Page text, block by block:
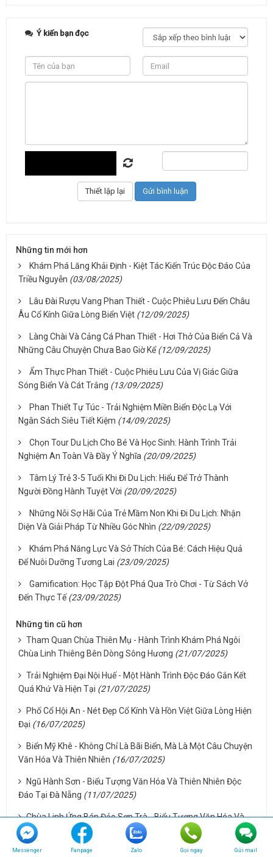
Ý kiến bạn đọc
Những tin mới hơn
Khám Phá Lăng Khải Định - Kiệt Tác Kiến Trúc Độc Đáo Của
Triều Nguyễn (03/08/2025)
Lâu Đài Rượu Vang Phan Thiết - Cuộc Phiêu Lưu Đến Châu
Âu Cổ Kính Giữa Lòng Biển Việt (12/09/2025)
Làng Chài Và Cảng Cá Phan Thiết - Hơi Thở Của Biển Cả Và
Những Câu Chuyện Chưa Bao Giờ Kể (12/09/2025)
Ẩm Thực Phan Thiết - Cuộc Phiêu Lưu Của Vị Giác Giữa
Sóng Biển Và Cát Trắng (13/09/2025)
Phan Thiết Tự Túc - Trải Nghiệm Miền Biển Độc Lạ Với
Ngân Sách Siêu Tiết Kiệm (14/09/2025)
Chọn Tour Du Lịch Cho Bé Và Học Sinh: Hành Trình Trải
Nghiệm An Toàn Và Đầy Ý Nghĩa (20/09/2025)
Tâm Lý Trẻ 3-5 Tuổi Khi Đi Du Lịch: Hiểu Để Trở Thành
Người Đồng Hành Tuyệt Vời (20/09/2025)
Những Nỗi Sợ Hãi Của Trẻ Mầm Non Khi Đi Du Lịch: Nhận
Diện Và Giải Pháp Từ Nhiều Góc Nhìn (22/09/2025)
Khám Phá Năng Lực Và Sở Thích Của Bé: Cách Hiệu Quả
Để Nuôi Dưỡng Tương Lai (23/09/2025)
Gamification: Học Tập Đột Phá Qua Trò Chơi - Từ Sách Vở
Đến Thực Tế (23/09/2025)
Những tin cũ hơn
Tham Quan Chùa Thiên Mụ - Hành Trình Khám Phá Ngôi
Chùa Linh Thiêng Bên Dòng Sông Hương (21/07/2025)
Trải Nghiệm Đại Nội Huế - Một Hành Trình Độc Đáo Gắn Kết
Quá Khứ Và Hiện Tại (21/07/2025)
Phố Cổ Hội An - Nét Đẹp Cổ Kính Và Hồn Việt Giữa Lòng Hiện
Đại (16/07/2025)
Biển Mỹ Khê - Không Chỉ Là Bãi Biển, Mà Là Một Câu Chuyện
Văn Hóa Và Thiên Nhiên (16/07/2025)
Ngũ Hành Sơn - Biểu Tượng Văn Hóa Và Thiên Nhiên Độc
Đáo Tại Đà Nẵng (11/07/2025)
Chùa Linh Ứng Bán Đảo Sơn Trà - Biểu Tượng Văn Hóa Và
Tâm Linh Của Đà Nẵng
(11/07/2025)
Đầm Thị Nại - Tuyệt Tác Thiên Nhiên Giữa Lòng Quy Nhơn
Messenger Fanpage Zalo Gọi ngay Gửi mail